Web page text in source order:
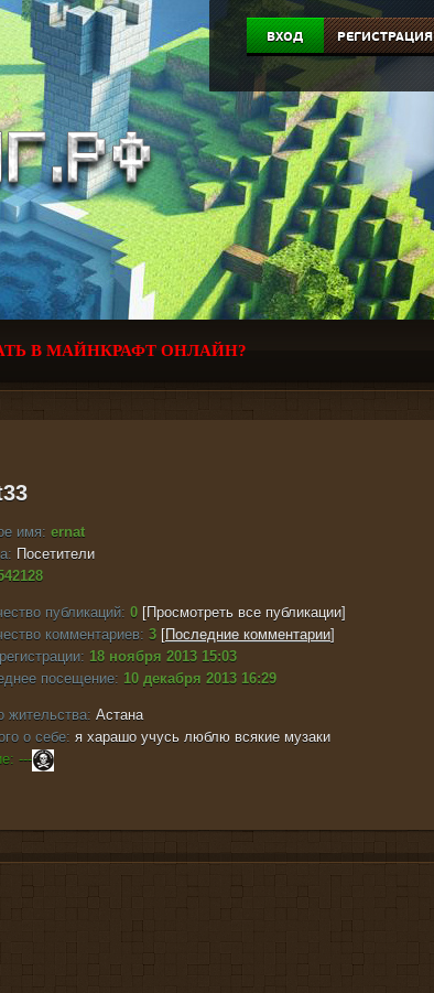
ВХОД РЕГИСТРАЦИЯ
В МАЙНКРАФТ ОНЛАЙН?
имя: ernat
Посетители
публикаций: 0 [Просмотреть все публикации]
комментариев: 3 [Последние комментарии]
18 ноября 2013 15:03
посещение: 10 декабря 2013 16:29
жительства: Астана
о себе: я харашо учусь люблю всякие музаки
---